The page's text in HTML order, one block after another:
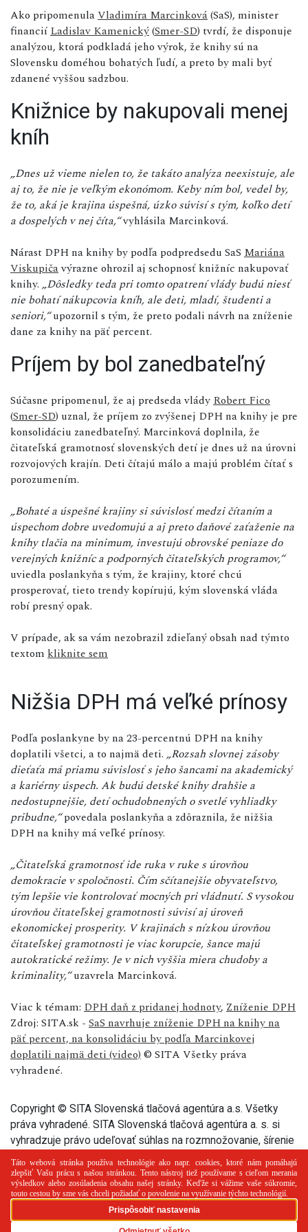
Ako pripomenulaVladimíra Marcinková(SaS), minister
financiíLadislav Kamenický(Smer-SD) tvrdí, že disponuje
analýzou, ktorá podkladá jeho výrok, že knihy sú na
Slovensku doméhou bohatých ľudí, a preto by mali byť
zdanené vyššou sadzbou.
Knižnice by nakupovali menej
kníh
„Dnes už vieme nielen to, že takáto analýza neexistuje, ale
aj to, že nie je veľkým ekonómom. Keby ním bol, vedel by,
že to, aká je krajina úspešná, úzko súvisí s tým, koľko detí
a dospelých v nej číta,“vyhlásila Marcinková.
Nárast DPH na knihy by podľa podpredsedu SaS Mariána
Viskupičavýrazne ohrozil aj schopnosť knižníc nakupovať
knihy. „Dôsledky teda pri tomto opatrení vlády budú niesť
nie bohatí nákupcovia kníh, ale deti, mladí, študenti a
seniori,“upozornil s tým, že preto podali návrh na zníženie
dane za knihy na päť percent.
Príjem by bol zanedbateľný
Súčasne pripomenul, že aj predseda vládyRobert Fico
(Smer-SD) uznal, že príjem zo zvýšenej DPH na knihy je pre
konsolidáciu zanedbateľný. Marcinková doplnila, že
čitateľská gramotnosť slovenských detí je dnes už na úrovni
rozvojových krajín. Deti čítajú málo a majú problém čítať s
porozumením.
„Bohaté a úspešné krajiny si súvislosť medzi čítaním a
úspechom dobre uvedomujú a aj preto daňové zaťaženie na
knihy tlačia na minimum, investujú obrovské peniaze do
verejných knižníc a podporných čitateľských programov,“
uviedla poslankyňa s tým, že krajiny, ktoré chcú
prosperovať, tieto trendy kopírujú, kým slovenská vláda
robí presný opak.
V prípade, ak sa vám nezobrazil zdieľaný obsah nad týmto
textom kliknite sem
Nižšia DPH má veľké prínosy
Podľa poslankyne by na 23-percentnú DPH na knihy
doplatili všetci, a to najmä deti. „Rozsah slovnej zásoby
dieťaťa má priamu súvislosť s jeho šancami na akademický
a kariérny úspech. Ak budú detské knihy drahšie a
nedostupnejšie, detí ochudobnených o svetlé vyhliadky
pribudne,“povedala poslankyňa a zdôraznila, že nižšia
DPH na knihy má veľké prínosy.
„Čitateľská gramotnosť ide ruka v ruke s úrovňou
demokracie v spoločnosti. Čím sčítanejšie obyvateľstvo,
tým lepšie vie kontrolovať mocných pri vládnutí. S vysokou
úrovňou čitateľskej gramotnosti súvisí aj úroveň
ekonomickej prosperity. V krajinách s nízkou úrovňou
čitateľskej gramotnosti je viac korupcie, šance majú
autokratické režimy. Je v nich vyššia miera chudoby a
kriminality,“uzavrela Marcinková.
Viac k témam: DPH daň z pridanej hodnoty, Zníženie DPH
Zdroj: SITA.sk - SaS navrhuje zníženie DPH na knihy na
päť percent, na konsolidáciu by podľa Marcinkovej
doplatili najmä deti (video)© SITA Všetky práva
vyhradené.
Copyright © SITA Slovenská tlačová agentúra a.s. Všetky
práva vyhradené. SITA Slovenská tlačová agentúra a. s. si
vyhradzuje právo udeľovať súhlas na rozmnožovanie, šírenie
a na verejný prenos tohto článku a jeho častí.